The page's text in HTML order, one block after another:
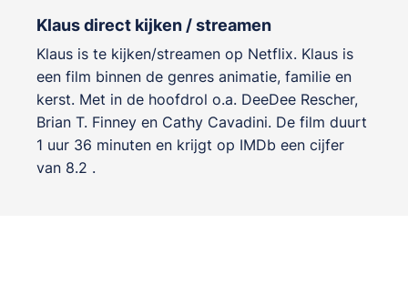
Klaus direct kijken / streamen
Klaus is te kijken/streamen op Netflix. Klaus is
een film binnen de genres animatie, familie en
kerst. Met in de hoofdrol o.a. DeeDee Rescher,
Brian T. Finney en Cathy Cavadini. De film duurt
1 uur 36 minuten en krijgt op IMDb een cijfer
van 8.2 .